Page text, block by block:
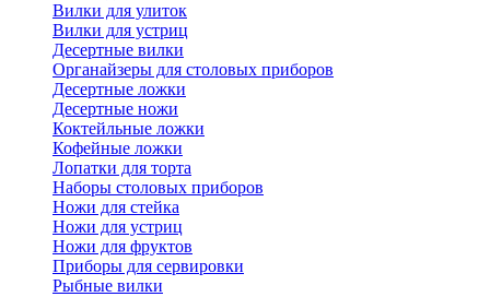
Вилки для улиток
Вилки для устриц
Десертные вилки
Органайзеры для столовых приборов
Десертные ложки
Десертные ножи
Коктейльные ложки
Кофейные ложки
Лопатки для торта
Наборы столовых приборов
Ножи для стейка
Ножи для устриц
Ножи для фруктов
Приборы для сервировки
Рыбные вилки